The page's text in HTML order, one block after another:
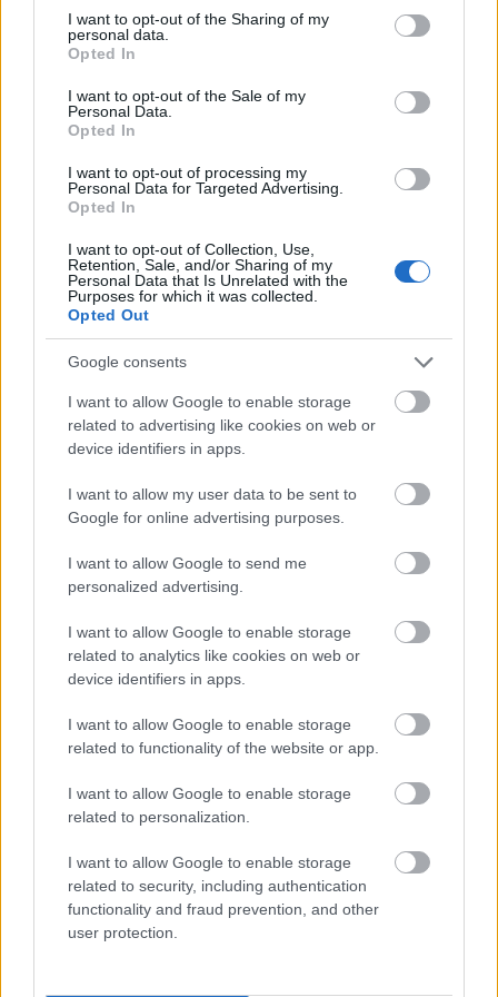
not limited to your visit or usage behaviour. You may click to
grant or deny consent to Google and its third-party tags to
use your data for below specified purposes in below Google
consent section.
I want to opt-out of the Sharing of my
personal data.
Opted In
I want to opt-out of the Sale of my
Personal Data.
Opted In
I want to opt-out of processing my
Personal Data for Targeted Advertising.
Opted In
I want to opt-out of Collection, Use,
Retention, Sale, and/or Sharing of my
Personal Data that Is Unrelated with the
Purposes for which it was collected.
Opted Out
Google consents
I want to allow Google to enable storage
related to advertising like cookies on web or
device identifiers in apps.
I want to allow my user data to be sent to
Google for online advertising purposes.
I want to allow Google to send me
personalized advertising.
I want to allow Google to enable storage
related to analytics like cookies on web or
device identifiers in apps.
I want to allow Google to enable storage
related to functionality of the website or app.
I want to allow Google to enable storage
related to personalization.
I want to allow Google to enable storage
related to security, including authentication
functionality and fraud prevention, and other
user protection.
kormányzásában. A királynő tevékenysége azonban
sokkal jelentősebb volt a kereszténység terjesztése, a
művelődés támogatása és a szegényekről való
gondoskodás terén.
A királynő már életében rendkívül népszerű volt a
lengyelek körében, amit legendái is mutatnak.
Hedvig gyakran élelmet csempészett ki a palotából a
titkos folyosó végén várt rá, és kérdőre vonta, hogy
mit művel, ám a kötényébe rejtett élelem egy csokor
rózsává változott, így a királynő végül elkerülte a
büntetést – pont mint Szent Erzsébet esetében.
Legismertebb legendájában templomépítés során
Hedvig megpillantott egy munkást, aki családja
nyomorúsága miatt szomorkodott. A királynő neki
pedig csodálkozva vette észre, hogy távozása után az
egyik kőszikla megőrizte az asszony lábnyomát, ami
A királynő 25 éves korában világra hozta első, egyetlen
láz azonban mindkettőjükkel végzett.
A lengyelek biztosra vették, hogy Hedvig szentté
avatási eljárása hamarosan kezdetét veszi. Erre
azonban 600 évet kellett várni. Hedviget II. János Pál
erre az ünnepi napra. Majdnem hatszáz év múlt el
halálod óta, mely fiatalon ért. Az egész nemzet
állsz, te, az uralkodóház alapítója; te, a Jagelló
Egyetem megújítója. Sokat vártál szentté avatásod
napjára, arra a napra, amelyen az egyház
ünnepélyesen kinyilvánítja, hogy az ő hagyományos